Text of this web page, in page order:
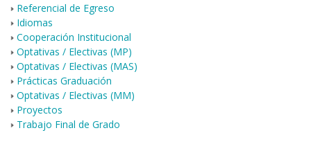
Referencial de Egreso
Idiomas
Cooperación Institucional
Optativas / Electivas (MP)
Optativas / Electivas (MAS)
Prácticas Graduación
Optativas / Electivas (MM)
Proyectos
Trabajo Final de Grado